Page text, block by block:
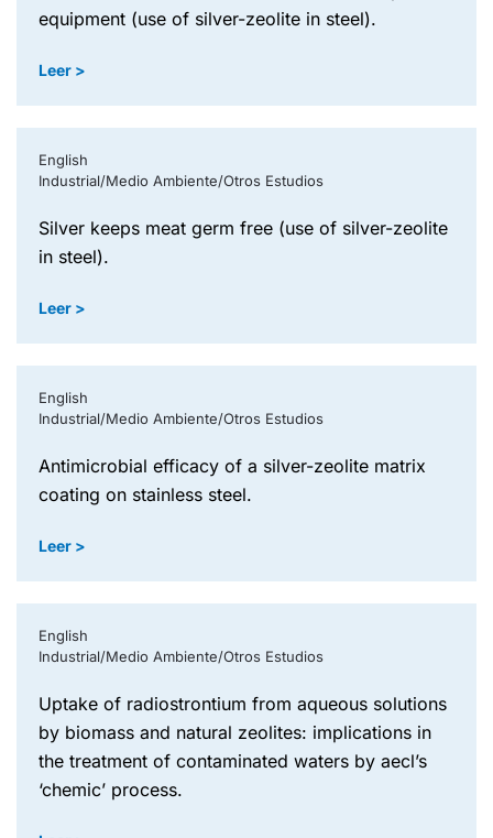
equipment (use of silver-zeolite in steel).
Leer >
English
Industrial/Medio Ambiente/Otros Estudios
silver keeps meat germ free (use of silver-zeolite
in steel).
Leer >
English
Industrial/Medio Ambiente/Otros Estudios
antimicrobial efficacy of a silver-zeolite matrix
coating on stainless steel.
Leer >
English
Industrial/Medio Ambiente/Otros Estudios
uptake of radiostrontium from aqueous solutions
by biomass and natural zeolites: implications in
the treatment of contaminated waters by aecl’s
‘chemic’ process.